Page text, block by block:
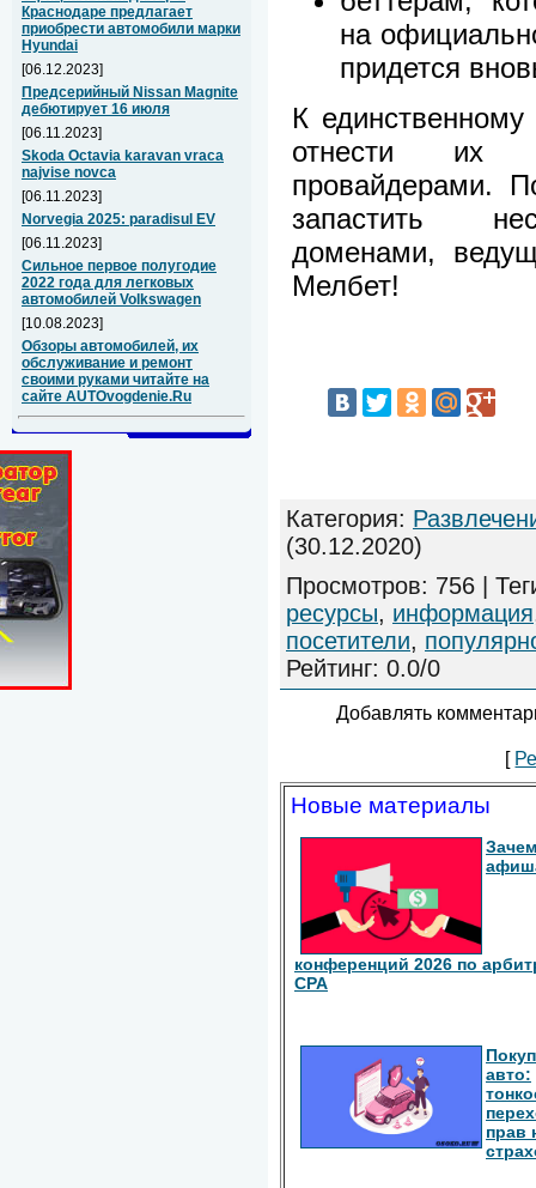
Краснодаре предлагает
приобрести автомобили марки
Hyundai
[06.12.2023]
Предсерийный Nissan Magnite
дебютирует 16 июля
[06.11.2023]
Skoda Octavia karavan vraca
najvise novca
[06.11.2023]
Norvegia 2025: paradisul EV
[06.11.2023]
Сильное первое полугодие
2022 года для легковых
автомобилей Volkswagen
[10.08.2023]
Обзоры автомобилей, их
обслуживание и ремонт
своими руками читайте на
сайте AUTOvogdenie.Ru
на
придется
К
отнести их
провайдерами.
запастить
доменами,
Мелбет!
Категория:
(30.12.2020)
Просмотров: 756 |
ресурсы, информация
посетители,
Рейтинг: 0.0/0
Добавлять
[
Новые материалы
конференций 2026 по
СРА
авто:
прав